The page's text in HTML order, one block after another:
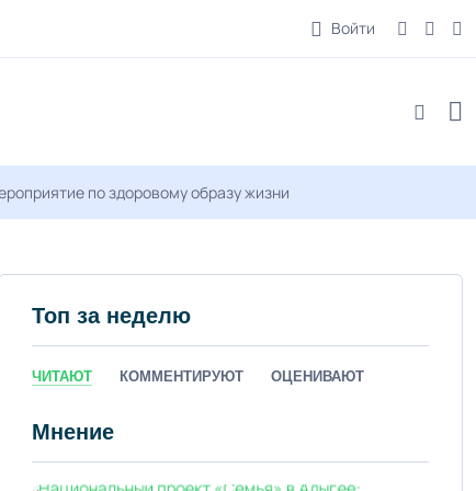
Войти
по здоровому образу жизни
Топ за неделю
ЧИТАЮТ КОММЕНТИРУЮТ ОЦЕНИВАЮТ
Мнение